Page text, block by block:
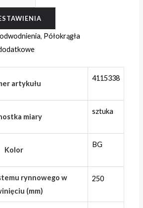
, Półokrągła
artykułu
4115338
miary
sztuka
Kolor
BG
rynnowego w
(mm)
250